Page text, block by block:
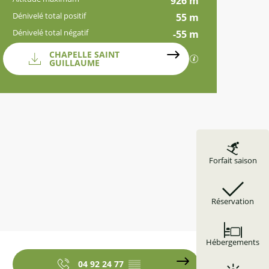
Forfait saison
Réservation
Hébergements
Dénivelé total positif 55 m
Dénivelé total négatif -55 m
Documentation
CHAPELLE SAINT
GUILLAUME
et coordonnées
04 92 24 77 ▒▒